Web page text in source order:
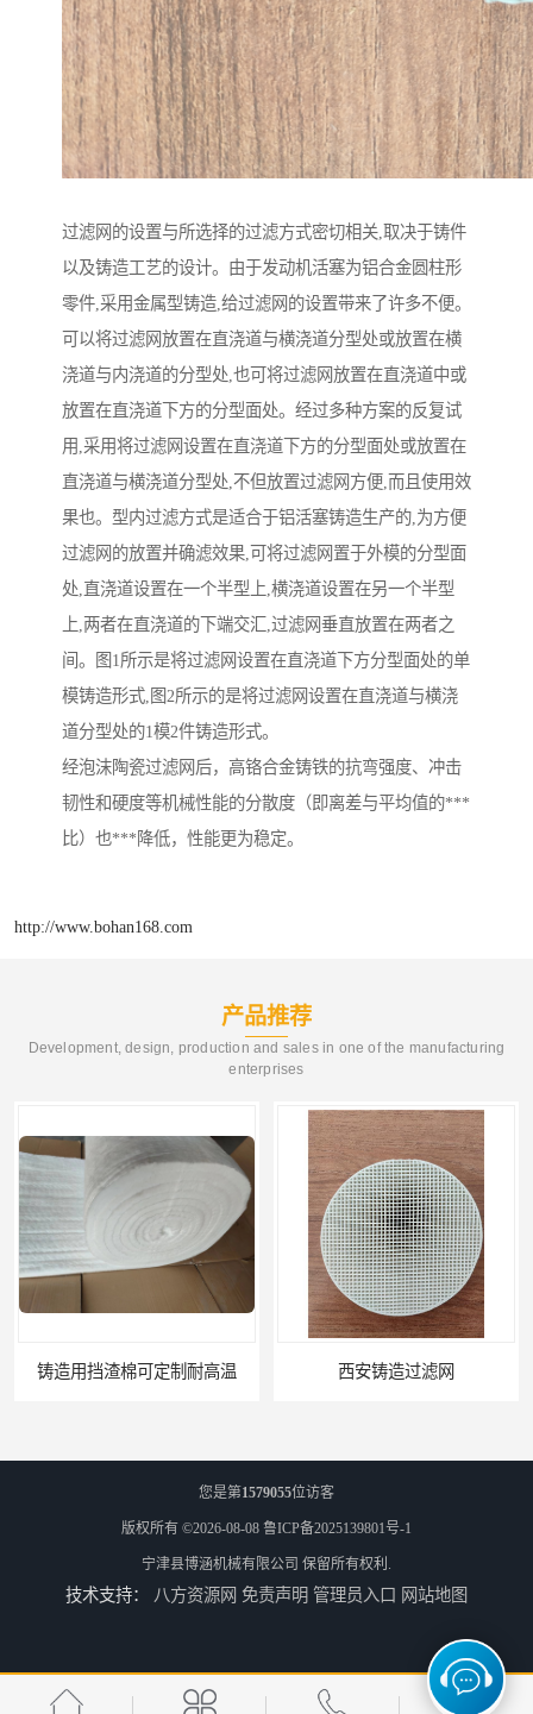
过滤网的设置与所选择的过滤方式密切相关,取决于铸件
以及铸造工艺的设计。由于发动机活塞为铝合金圆柱形
零件,采用金属型铸造,给过滤网的设置带来了许多不便。
可以将过滤网放置在直浇道与横浇道分型处或放置在横
浇道与内浇道的分型处,也可将过滤网放置在直浇道中或
放置在直浇道下方的分型面处。经过多种方案的反复试
用,采用将过滤网设置在直浇道下方的分型面处或放置在
直浇道与横浇道分型处,不但放置过滤网方便,而且使用效
果也。型内过滤方式是适合于铝活塞铸造生产的,为方便
过滤网的放置并确滤效果,可将过滤网置于外模的分型面
处,直浇道设置在一个半型上,横浇道设置在另一个半型
上,两者在直浇道的下端交汇,过滤网垂直放置在两者之
间。图1所示是将过滤网设置在直浇道下方分型面处的单
模铸造形式,图2所示的是将过滤网设置在直浇道与横浇
道分型处的1模2件铸造形式。
经泡沫陶瓷过滤网后，高铬合金铸铁的抗弯强度、冲击
韧性和硬度等机械性能的分散度（即离差与平均值的***
比）也***降低，性能更为稳定。
http://www.bohan168.com
产品推荐
Development, design, production and sales in one of the manufacturing
enterprises
高温 西安铸造过滤网
延安铸造过滤网 喀什铸造过滤网
您是第1579055位访客
版权所有 ©2026-08-08 鲁ICP备2025139801号-1
宁津县博涵机械有限公司 保留所有权利.
技术支持： 八方资源网 免责声明 管理员入口 网站地图